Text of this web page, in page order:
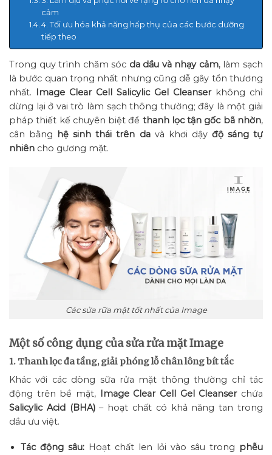
cảm
4. Tối ưu hóa khả năng hấp thụ của các bước dưỡng
tiếp theo
Trong quy trình chăm sóc da dầu và nhạy cảm, làm sạch
là bước quan trọng nhất nhưng cũng dễ gây tổn thương
nhất. Image Clear Cell Salicylic Gel Cleanserkhông chỉ
dừng lại ở vai trò làm sạch thông thường; đây là một giải
pháp thiết kế chuyên biệt để thanh lọc tận gốc bã nhờn,
cân bằng hệ sinh thái trên davà khơi dậy độ sáng tự
nhiên cho gương mặt.
Các sửa rữa mặt tốt nhất của Image
Một số công dụng của sửa rửa mặt Image
1. Thanh lọc đa tầng, giải phóng lỗ chân lông bít tắc
Khác với các dòng sữa rửa mặt thông thường chỉ tác
động trên bề mặt,
Image Clear Cell Gel Cleanserchứa
Salicylic Acid (BHA)– hoạt chất có khả năng tan trong
dầu ưu việt.
Tác động sâu:Hoạt chất len lỏi vào sâu trong phễu